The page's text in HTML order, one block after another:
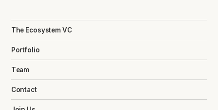
The Ecosystem VC
Portfolio
Team
Contact